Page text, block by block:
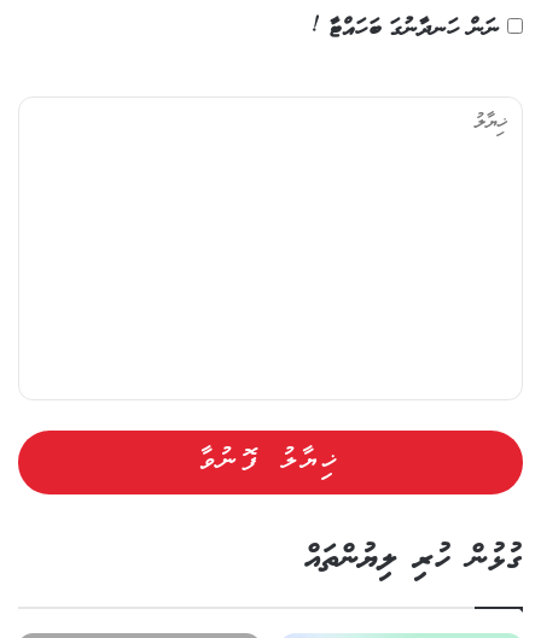
ނަން ހަނދާނުގަ ބަހައްޓާ !
ޔާ
ގުޅުން ހުރި ލިޔުންތައް